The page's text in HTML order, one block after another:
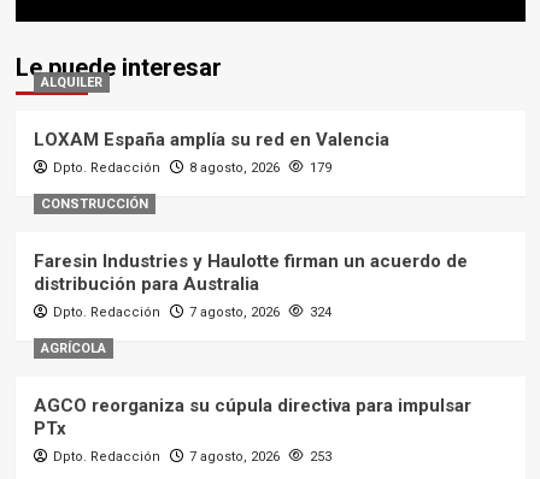
Le puede interesar
ALQUILER
LOXAM España amplía su red en Valencia
Dpto. Redacción 8 agosto, 2026 179
CONSTRUCCIÓN
Faresin Industries y Haulotte firman un acuerdo de
distribución para Australia
Dpto. Redacción 7 agosto, 2026 324
AGRÍCOLA
AGCO reorganiza su cúpula directiva para impulsar
PTx
Dpto. Redacción 7 agosto, 2026 253